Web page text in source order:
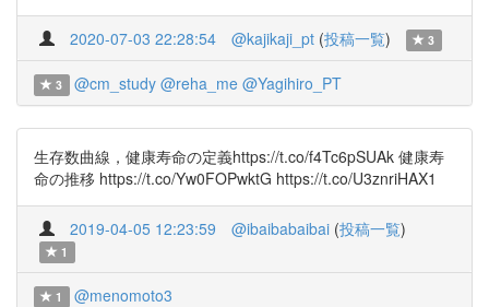
2020-07-03 22:28:54 @kajikaji_pt (投稿一覧) 3
3 @cm_study @reha_me @Yagihiro_PT
生存数曲線，健康寿命の定義https://t.co/f4Tc6pSUAk 健康寿
命の推移 https://t.co/Yw0FOPwktG https://t.co/U3znriHAX1
2019-04-05 12:23:59 @ibaibabaibai (投稿一覧)
1
1 @menomoto3